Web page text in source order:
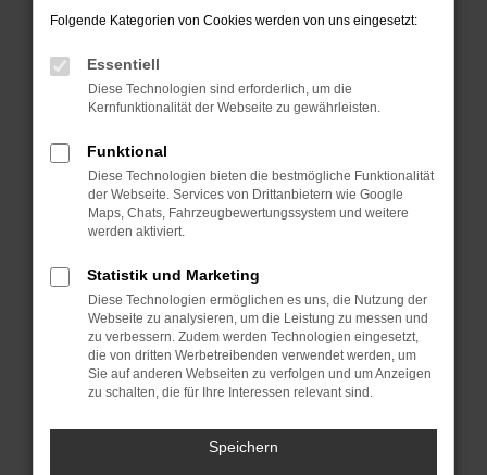
FEHLER: NETWORK
ERROR
Beim Laden ist ein Fehler aufgetreten.
Hier sind ein paar Tipps, die dir helfen
können:
Überprüfe deine Firewall und deine
Internetverbindung.
Laden andere Webseiten, zum Beispiel
deine Suchmaschine?
Prüfe deine Browsererweiterungen.
Manche Erweiterungen, wie
Werbeblocker, können das Laden
bestimmter Seiten verhindern.
Folgende Kategorien von Cookies werden von uns eingesetzt:
Essentiell
Diese Technologien sind erforderlich, um die
Kernfunktionalität der Webseite zu gewährleisten.
Funktional
Diese Technologien bieten die bestmögliche Funktionalität
der Webseite. Services von Drittanbietern wie Google
Maps, Chats, Fahrzeugbewertungssystem und weitere
werden aktiviert.
Statistik und Marketing
Diese Technologien ermöglichen es uns, die Nutzung der
Webseite zu analysieren, um die Leistung zu messen und
zu verbessern. Zudem werden Technologien eingesetzt,
die von dritten Werbetreibenden verwendet werden, um
Sie auf anderen Webseiten zu verfolgen und um Anzeigen
zu schalten, die für Ihre Interessen relevant sind.
Speichern